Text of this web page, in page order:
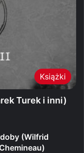
Książki
Turek i inni)
(Wilfrid